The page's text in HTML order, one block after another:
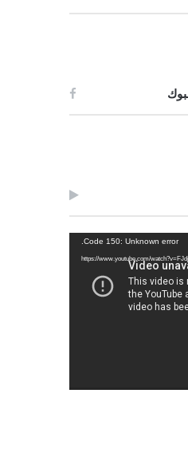
Code 150: Unknown error.